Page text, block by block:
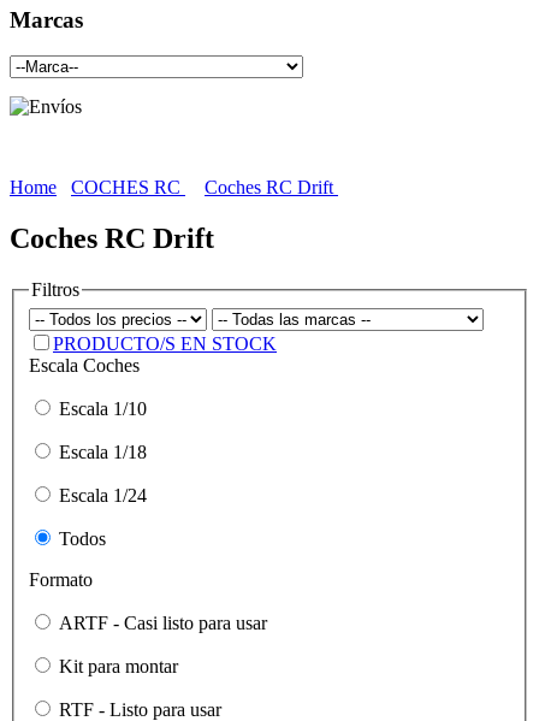
Marcas
Home COCHES RC Coches RC Drift
Coches RC Drift
Filtros
PRODUCTO/S EN STOCK
Escala Coches
Escala 1/10
Escala 1/18
Escala 1/24
Todos
Formato
ARTF - Casi listo para usar
Kit para montar
RTF - Listo para usar